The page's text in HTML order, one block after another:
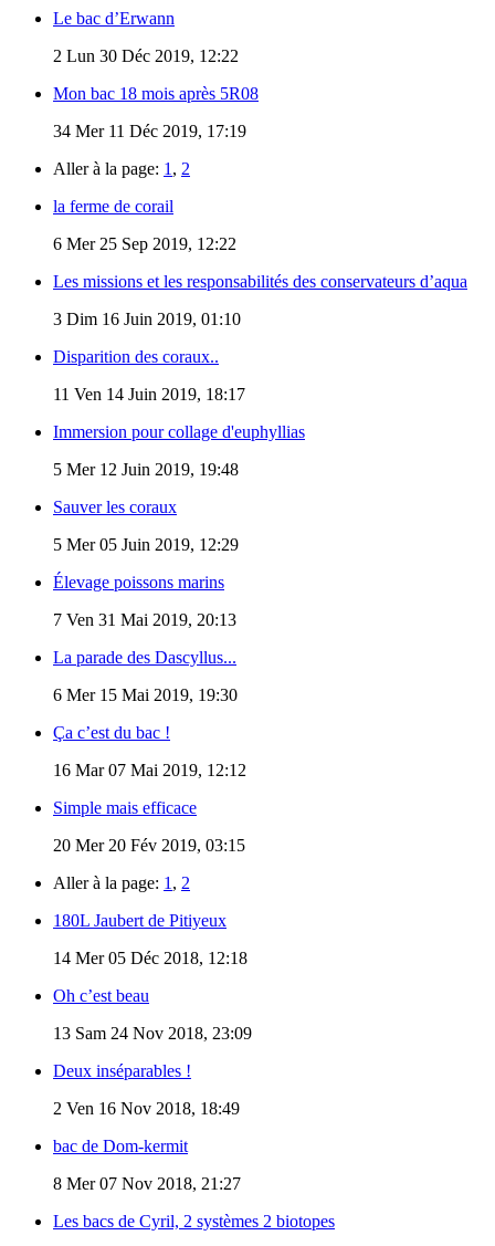
Le bac d’Erwann
2 Lun 30 Déc 2019, 12:22
Mon bac 18 mois après 5R08
34 Mer 11 Déc 2019, 17:19
Aller à la page: 1 , 2
la ferme de corail
6 Mer 25 Sep 2019, 12:22
Les missions et les responsabilités des conservateurs d’aqua
3 Dim 16 Juin 2019, 01:10
Disparition des coraux..
11 Ven 14 Juin 2019, 18:17
Immersion pour collage d'euphyllias
5 Mer 12 Juin 2019, 19:48
Sauver les coraux
5 Mer 05 Juin 2019, 12:29
Élevage poissons marins
7 Ven 31 Mai 2019, 20:13
La parade des Dascyllus...
6 Mer 15 Mai 2019, 19:30
Ça c’est du bac !
16 Mar 07 Mai 2019, 12:12
Simple mais efficace
20 Mer 20 Fév 2019, 03:15
Aller à la page: 1 , 2
180L Jaubert de Pitiyeux
14 Mer 05 Déc 2018, 12:18
Oh c’est beau
13 Sam 24 Nov 2018, 23:09
Deux inséparables !
2 Ven 16 Nov 2018, 18:49
bac de Dom-kermit
8 Mer 07 Nov 2018, 21:27
Les bacs de Cyril, 2 systèmes 2 biotopes